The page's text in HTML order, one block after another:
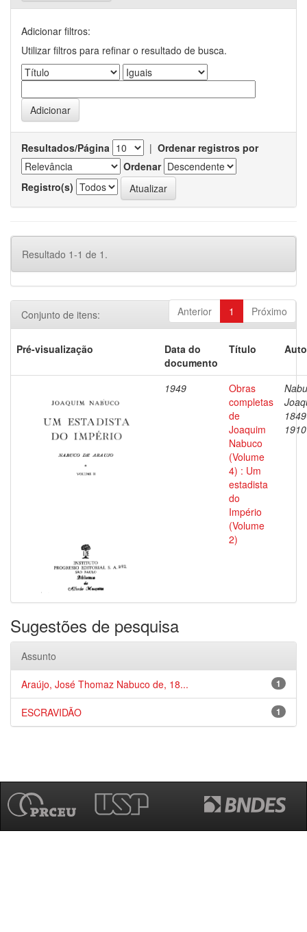
Adicionar filtros:
Utilizar filtros para refinar o resultado de busca.
Resultados/Página | Ordenar registros por
Ordenar
Registro(s)
Resultado 1-1 de 1.
Anterior 1 Próximo
Conjunto de itens:
Pré-visualização
Data do
documento
Título
1949
Obras
completas
de
Joaquim
Nabuco
(Volume
4) : Um
estadista
do
Império
(Volume
2)
1910
Sugestões de pesquisa
Assunto
1
Araújo, José Thomaz Nabuco de, 18...
1
ESCRAVIDÃO